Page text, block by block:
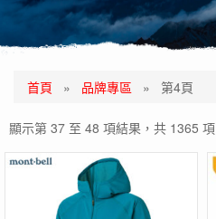
首頁 » 品牌專區 » 第4頁
顯示第 37 至 48 項結果，共 1365 項